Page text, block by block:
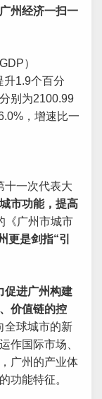
州经济一扫一
）
升1.9个百分
别为2100.99
，增速比一
十一次代表大
市功能，提高
《广州市城市
更是剑指“引
促进广州构建
价值链的控
全球城市的新
作国际市场、
广州的产业体
功能特征。